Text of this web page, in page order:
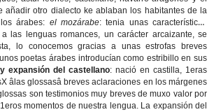
añadir otro dialecto ke ablaban los habitantes de la
árabes: el mozárabe: tenia unas características
a las lenguas romances, un carácter arcaizante, se
lo conocemos gracias a unas estrofas breves
poetas árabes introducían como estribillo en sus
expansión del castellano: nació en castilla, 1eras
âlas glossasâ breves aclaraciones en los márgenes
son testimonios muy breves de muxo valor por
momentos de nuestra lengua. La expansión del